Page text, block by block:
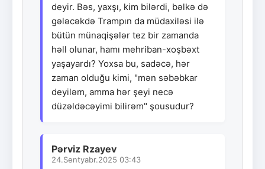
deyir. Bəs, yaxşı, kim bilərdi, bəlkə də
gələcəkdə Trampın da müdaxiləsi ilə
bütün münaqişələr tez bir zamanda
həll olunar, hamı mehriban-xoşbəxt
yaşayardı? Yoxsa bu, sadəcə, hər
zaman olduğu kimi, "mən səbəbkar
deyiləm, amma hər şeyi necə
düzəldəcəyimi bilirəm" şousudur?
Pərviz Rzayev
24.Sentyabr.2025 03:43